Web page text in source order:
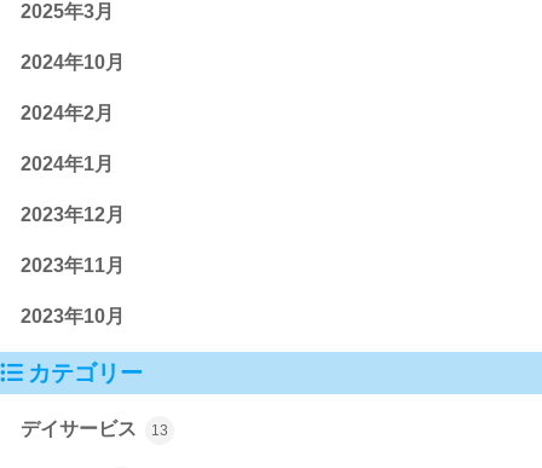
2025年3月
2024年10月
2024年2月
2024年1月
2023年12月
2023年11月
2023年10月
カテゴリー
デイサービス 13